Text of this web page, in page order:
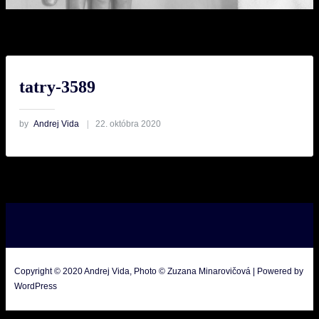
tatry-3589
by Andrej Vida 22. októbra 2020
Copyright © 2020 Andrej Vida, Photo © Zuzana Minarovičová | Powered by
WordPress